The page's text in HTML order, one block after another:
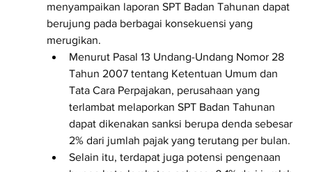
menyampaikan laporan SPT Badan Tahunan dapat
berujung pada berbagai konsekuensi yang
merugikan.
Menurut Pasal 13 Undang-Undang Nomor 28
Tahun 2007 tentang Ketentuan Umum dan
Tata Cara Perpajakan, perusahaan yang
terlambat melaporkan SPT Badan Tahunan
dapat dikenakan sanksi berupa denda sebesar
2% dari jumlah pajak yang terutang per bulan.
Selain itu, terdapat juga potensi pengenaan